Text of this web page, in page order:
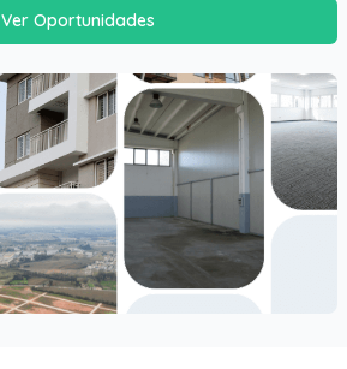
Ver Oportunidades